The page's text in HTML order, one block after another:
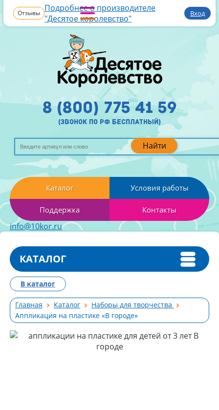
Отзывы Подробнее о производителе
"Десятое королевство"
Вход
Найти
8 (800) 775 41 59
(звонок по рф бесплатный)
Каталог Условия работы
Поддержка Контакты
info@10kor.ru
КАТАЛОГ
Главная Каталог
Наборы для творчества
Аппликация на пластике «В городе»
В каталог